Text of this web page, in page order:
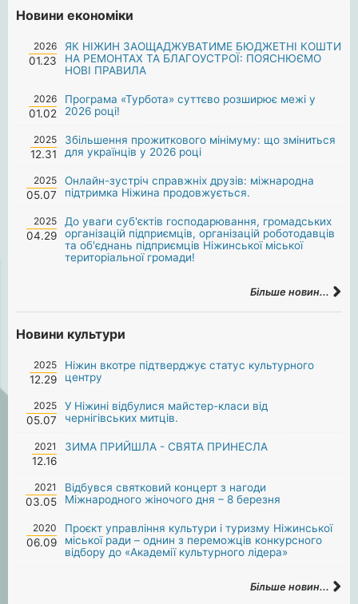
Новини економіки
2026
01.23
ЯК НІЖИН ЗАОЩАДЖУВАТИМЕ БЮДЖЕТНІ КОШТИ
НА РЕМОНТАХ ТА БЛАГОУСТРОЇ: ПОЯСНЮЄМО
НОВІ ПРАВИЛА
2026
01.02
Програма «Турбота» суттєво розширює межі у
2026 році!
2025
12.31
Збільшення прожиткового мінімуму: що зміниться
для українців у 2026 році
2025
05.07
Онлайн-зустріч справжніх друзів: міжнародна
підтримка Ніжина продовжується.
2025
04.29
До уваги суб'єктів господарювання, громадських
організацій підприємців, організацій роботодавців
та об'єднань підприємців Ніжинської міської
територіальної громади!
Більше новин...
Новини культури
2025
12.29
Ніжин вкотре підтверджує статус культурного
центру
2025
05.07
У Ніжині відбулися майстер-класи від
чернігівських митців.
2021
12.16
ЗИМА ПРИЙШЛА - СВЯТА ПРИНЕСЛА
2021
03.05
Відбувся святковий концерт з нагоди
Міжнародного жіночого дня – 8 березня
2020
06.09
Проєкт управління культури і туризму Ніжинської
міської ради – однин з переможців конкурсного
відбору до «Академії культурного лідера»
Більше новин...